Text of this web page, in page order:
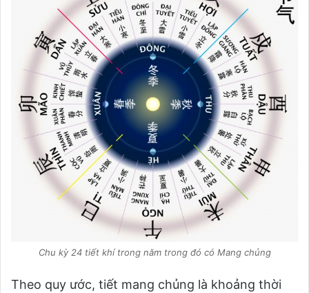
Chu kỳ 24 tiết khí trong năm trong đó có Mang chủng
Theo quy ước, tiết mang chủng là khoảng thời